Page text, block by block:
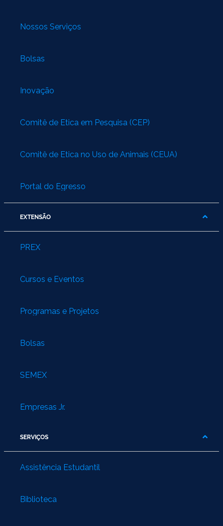
Nossos Serviços
Bolsas
Inovação
Comitê de Ética em Pesquisa (CEP)
Comitê de Ética no Uso de Animais (CEUA)
Portal do Egresso
EXTENSÃO
PREX
Cursos e Eventos
Programas e Projetos
Bolsas
SEMEX
Empresas Jr.
SERVIÇOS
Assistência Estudantil
Biblioteca